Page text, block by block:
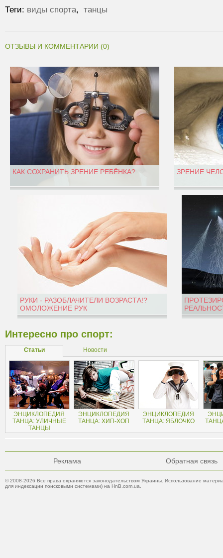
Теги: виды спорта, танцы
ОТЗЫВЫ И КОММЕНТАРИИ (0)
КАК СОХРАНИТЬ ЗРЕНИЕ РЕБЁНКА? ЗРЕНИЕ
РУКИ - РАЗОБЛАЧИТЕЛИ ВОЗРАСТА!?
ОМОЛОЖЕНИЕ РУК
Интересно про спорт:
Статьи Новости
ЭНЦИКЛОПЕДИЯ
ТАНЦА: УЛИЧНЫЕ
ТАНЦЫ
ЭНЦИКЛОПЕДИЯ
ТАНЦА: ХИП-ХОП
ЭНЦИКЛОПЕДИЯ
ТАНЦА: ЯБЛОЧКО
Реклама Обратная связь
© 2008-2026 Все права охраняются законодательством Украины. Использование
для индексации поисковыми системами) на HnB.com.ua.